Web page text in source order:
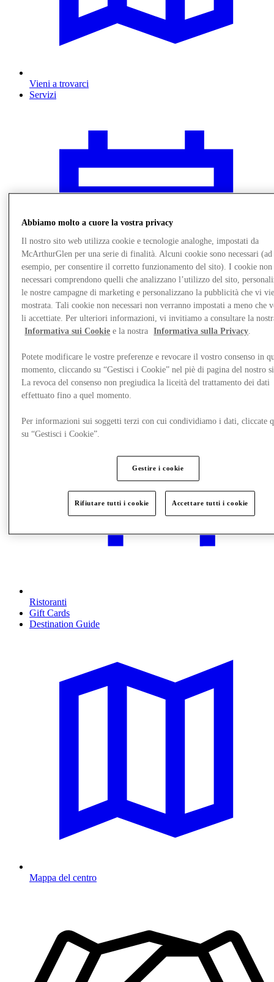
Vieni a trovarci
Servizi
Ristoranti
Gift Cards
Destination Guide
Mappa del centro
Abbiamo molto a cuore la vostra privacy
Il nostro sito web utilizza cookie e tecnologie analoghe, impostati da
McArthurGlen per una serie di finalità. Alcuni cookie sono necessari (ad
esempio, per consentire il corretto funzionamento del sito). I cookie non
necessari comprendono quelli che analizzano l’utilizzo del sito,
le nostre campagne di marketing e personalizzano la pubblicità che vi
mostrata. Tali cookie non necessari non verranno impostati a meno che
li accettiate. Per ulteriori informazioni, vi invitiamo a consultare la
Informativa sui Cookie e la nostra Informativa sulla Privacy
Potete modificare le vostre preferenze e revocare il vostro consenso in
momento, cliccando su “Gestisci i Cookie” nel piè di pagina del nostro
La revoca del consenso non pregiudica la liceità del trattamento dei dati
effettuato fino a quel momento.
Per informazioni sui soggetti terzi con cui condividiamo i dati, cliccate
su “Gestisci i Cookie”.
Gestire i cookie
Rifiutare tutti i cookie Accettare tutti i cookie